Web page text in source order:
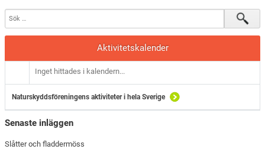
Aktivitetskalender
Inget hittades i kalendern...
Naturskyddsföreningens aktiviteter i hela Sverige
Senaste inläggen
Slåtter och fladdermöss